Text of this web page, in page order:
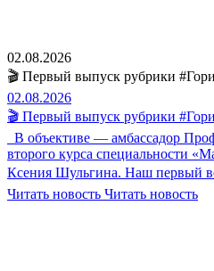
02.08.2026
🎬 Первый выпуск рубрики
02.08.2026
🎬 Первый выпуск рубрики
В объективе — амбассадор
второго курса специальности
Ксения Шульгина. Наш первый
Читать новость Читать новость